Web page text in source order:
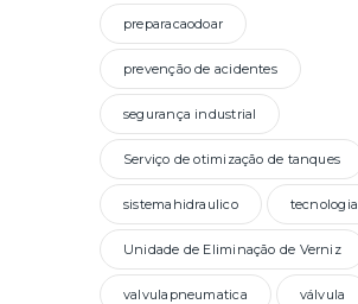
preparacaodoar
prevenção de acidentes
segurança industrial
Serviço de otimização de tanques
sistemahidraulico tecnologia
Unidade de Eliminação de Verniz
valvulapneumatica válvula